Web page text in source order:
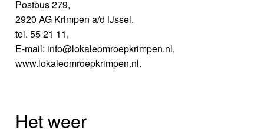
Postbus 279,
2920 AG Krimpen a/d IJssel.
tel. 55 21 11,
E-mail: info@lokaleomroepkrimpen.nl,
www.lokaleomroepkrimpen.nl.
Het weer